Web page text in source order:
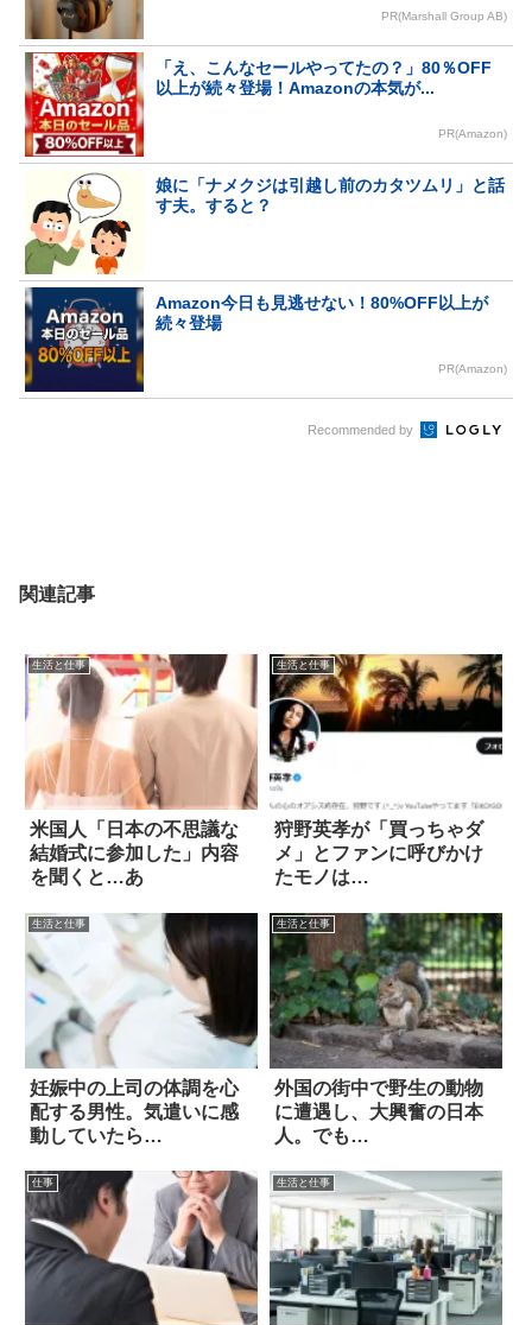
PR(Marshall Group AB)
「え、こんなセールやってたの？」80％OFF
以上が続々登場！Amazonの本気が...
PR(Amazon)
娘に「ナメクジは引越し前のカタツムリ」と話
す夫。すると？
Amazon今日も見逃せない！80%OFF以上が
続々登場
PR(Amazon)
Recommended by
関連記事
生活と仕事
米国人「日本の不思議な
結婚式に参加した」内容
を聞くと…あ
生活と仕事
狩野英孝が「買っちゃダ
メ」とファンに呼びかけ
たモノは…
生活と仕事
妊娠中の上司の体調を心
配する男性。気遣いに感
動していたら…
生活と仕事
外国の街中で野生の動物
に遭遇し、大興奮の日本
人。でも…
仕事 生活と仕事